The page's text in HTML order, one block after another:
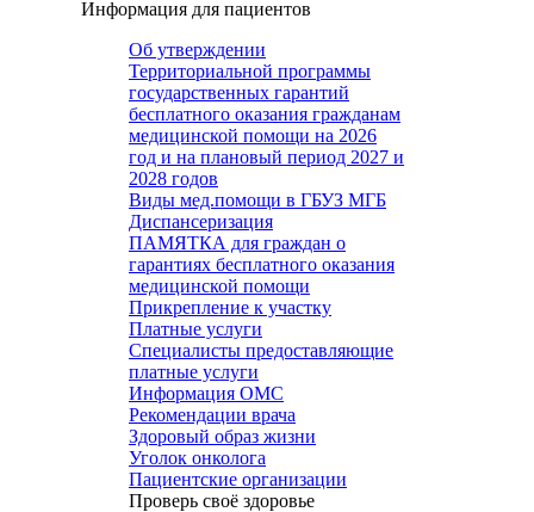
Информация для пациентов
Об утверждении
Территориальной программы
государственных гарантий
бесплатного оказания гражданам
медицинской помощи на 2026
год и на плановый период 2027 и
2028 годов
Виды мед.помощи в ГБУЗ МГБ
Диспансеризация
ПАМЯТКА для граждан о
гарантиях бесплатного оказания
медицинской помощи
Прикрепление к участку
Платные услуги
Специалисты предоставляющие
платные услуги
Информация ОМС
Рекомендации врача
Здоровый образ жизни
Уголок онколога
Пациентские организации
Проверь своё здоровье